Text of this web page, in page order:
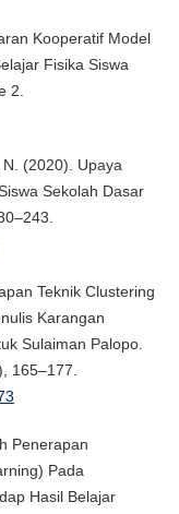
Kooperatif Model
Fisika Siswa
2.
(2020). Upaya
Sekolah Dasar
Teknik Clustering
Karangan
Sulaiman Palopo.
165–177.
Penerapan
Pada
Hasil Belajar